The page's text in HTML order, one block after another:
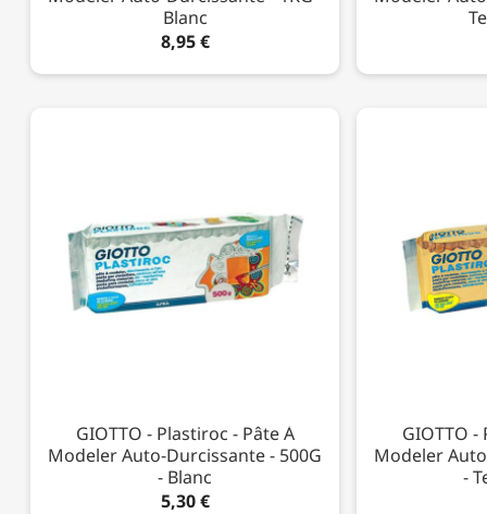
Blanc
8,95 €
GIOTTO - Plastiroc - Pâte À
Modeler Auto-Durcissante - 500G
- Blanc
5,30 €
GIOTTO -
Modeler
-